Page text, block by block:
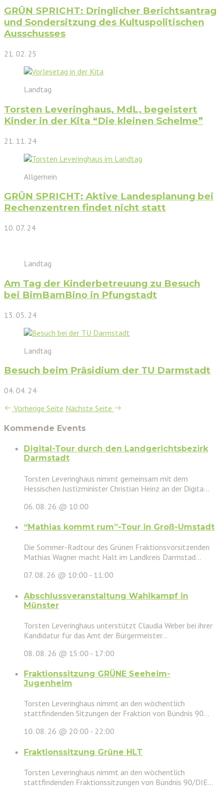
GRÜN SPRICHT: Dringlicher Berichtsantrag
und Sondersitzung des Kultuspolitischen
Ausschusses
21. 02. 25
Landtag
Torsten Leveringhaus, MdL, begeistert
Kinder in der Kita “Die kleinen Schelme”
21. 11. 24
Allgemein
GRÜN SPRICHT: Aktive Landesplanung bei
Rechenzentren findet nicht statt
10. 07. 24
Landtag
Am Tag der Kinderbetreuung zu Besuch
bei BimBamBino in Pfungstadt
13. 05. 24
Landtag
Besuch beim Präsidium der TU Darmstadt
04. 04. 24
Vorherige Seite Nächste Seite
Kommende Events
Digital-Tour durch den Landgerichtsbezirk
Darmstadt
Torsten Leveringhaus nimmt gemeinsam mit dem
Hessischen Justizminister Christian Heinz an der Digita...
06. 08. 26 @ 10:00
“Mathias kommt rum”-Tour in Groß-Umstadt
Die Sommer-Radtour des Grünen Fraktionsvorsitzenden
Mathias Wagner macht Halt im Landkreis Darmstad...
07. 08. 26 @ 10:00 - 11:00
Abschlussveranstaltung Wahlkampf in
Münster
Torsten Leveringhaus unterstützt Claudia Weber bei ihrer
Kandidatur für das Amt der Bürgermeister...
08. 08. 26 @ 15:00 - 17:00
Fraktionssitzung GRÜNE Seeheim-
Jugenheim
Torsten Leveringhaus nimmt an den wöchentlich
stattfindenden Sitzungen der Fraktion von Bündnis 90...
10. 08. 26 @ 20:00 - 22:00
Fraktionssitzung Grüne HLT
Torsten Leveringhaus nimmt an den wöchentlich
stattfindenden Fraktionssitzungen von Bündnis 90/DIE...